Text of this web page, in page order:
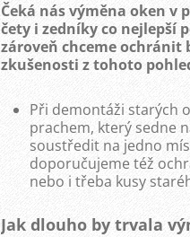
Čeká nás výměna oken v
čety i zedníky co nejlepší
zároveň chceme ochránit
zkušenosti z tohoto
Při demontáži starých
prachem, který sedne
soustředit na jedno
doporučujeme též
nebo i třeba kusy
Jak dlouho by trvala